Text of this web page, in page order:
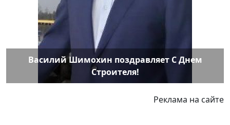
Василий Шимохин поздравляет С Днем
Строителя!
Реклама на сайте